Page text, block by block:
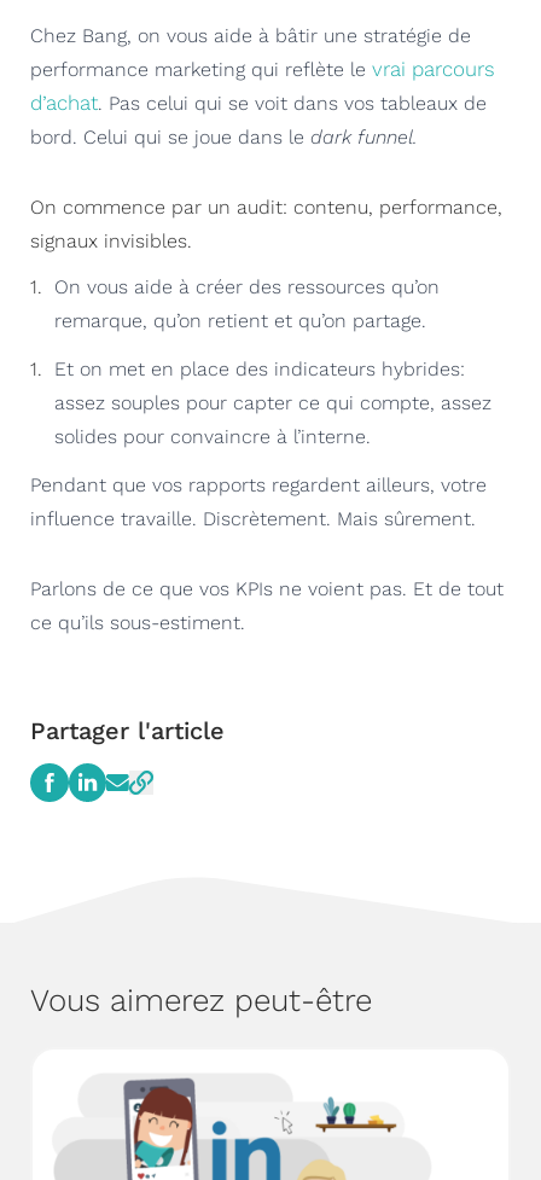
Partager l'article
Chez Bang, on vous aide à bâtir une stratégie de
performance marketing qui reflète le vrai parcours
d’achat. Pas celui qui se voit dans vos tableaux de
bord. Celui qui se joue dans le dark funnel.
On commence par un audit: contenu, performance,
signaux invisibles.
On vous aide à créer des ressources qu’on
remarque, qu’on retient et qu’on partage.
Et on met en place des indicateurs hybrides:
assez souples pour capter ce qui compte, assez
solides pour convaincre à l’interne.
Pendant que vos rapports regardent ailleurs, votre
influence travaille. Discrètement. Mais sûrement.
Parlons de ce que vos KPIs ne voient pas. Et de tout
ce qu’ils sous-estiment.
Vous aimerez peut-être